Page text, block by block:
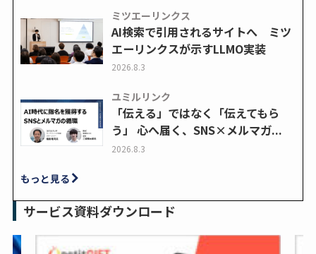
ミツエーリンクス
AI検索で引用されるサイトへ ミツ
エーリンクスが示すLLMO実装
2026.8.3
ユミルリンク
「伝える」ではなく「伝えてもら
う」 心へ届く、SNS×メルマガ...
2026.8.3
もっと見る
サービス資料ダウンロード